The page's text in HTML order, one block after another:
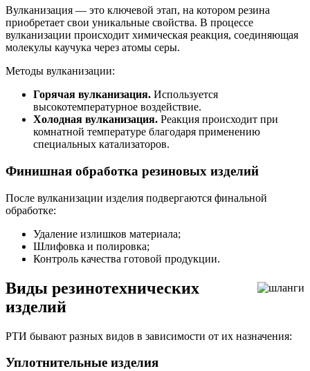
Вулканизация — это ключевой этап, на котором резина
приобретает свои уникальные свойства. В процессе
вулканизации происходит химическая реакция, соединяющая
молекулы каучука через атомы серы.
Методы вулканизации:
Горячая вулканизация. Используется
высокотемпературное воздействие.
Холодная вулканизация. Реакция происходит при
комнатной температуре благодаря применению
специальных катализаторов.
Финишная обработка резиновых изделий
После вулканизации изделия подвергаются финальной
обработке:
Удаление излишков материала;
Шлифовка и полировка;
Контроль качества готовой продукции.
Виды резинотехнических
изделий
РТИ бывают разных видов в зависимости от их назначения:
Уплотнительные изделия